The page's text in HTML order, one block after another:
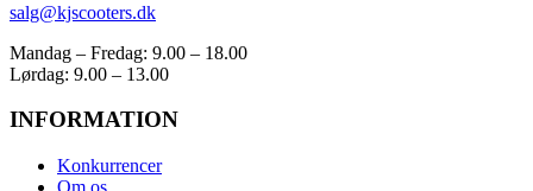
salg@kjscooters.dk
Mandag – Fredag: 9.00 – 18.00
Lørdag: 9.00 – 13.00
INFORMATION
Konkurrencer